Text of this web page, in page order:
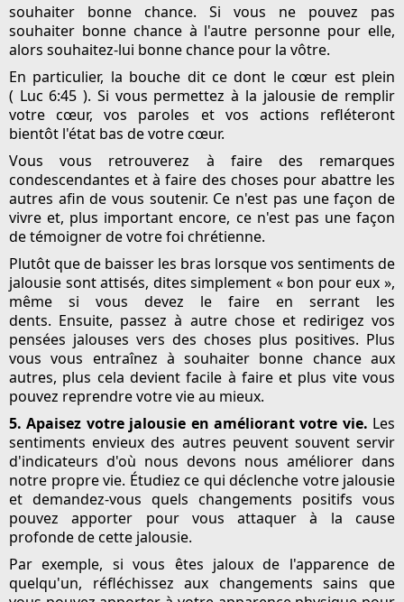
souhaiter bonne chance. Si vous ne pouvez pas
souhaiter bonne chance à l'autre personne pour elle,
alors souhaitez-lui bonne chance pour la vôtre.
En particulier, la bouche dit ce dont le cœur est plein
( Luc 6:45 ). Si vous permettez à la jalousie de remplir
votre cœur, vos paroles et vos actions refléteront
bientôt l'état bas de votre cœur.
Vous vous retrouverez à faire des remarques
condescendantes et à faire des choses pour abattre les
autres afin de vous soutenir. Ce n'est pas une façon de
vivre et, plus important encore, ce n'est pas une façon
de témoigner de votre foi chrétienne.
Plutôt que de baisser les bras lorsque vos sentiments de
jalousie sont attisés, dites simplement « bon pour eux »,
même si vous devez le faire en serrant les
dents. Ensuite, passez à autre chose et redirigez vos
pensées jalouses vers des choses plus positives. Plus
vous vous entraînez à souhaiter bonne chance aux
autres, plus cela devient facile à faire et plus vite vous
pouvez reprendre votre vie au mieux.
5. Apaisez votre jalousie en améliorant votre vie. Les
sentiments envieux des autres peuvent souvent servir
d'indicateurs d'où nous devons nous améliorer dans
notre propre vie. Étudiez ce qui déclenche votre jalousie
et demandez-vous quels changements positifs vous
pouvez apporter pour vous attaquer à la cause
profonde de cette jalousie.
Par exemple, si vous êtes jaloux de l'apparence de
quelqu'un, réfléchissez aux changements sains que